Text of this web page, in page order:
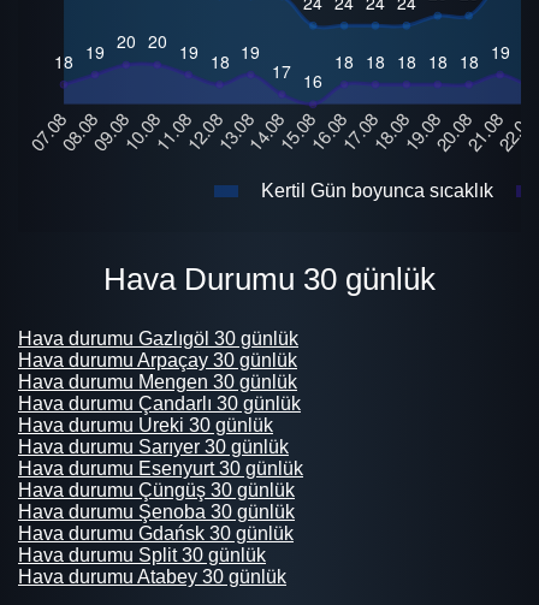
Kertil Gün boyunca sıcaklık
Hava Durumu 30 günlük
Hava durumu Gazlıgöl 30 günlük
Hava durumu Arpaçay 30 günlük
Hava durumu Mengen 30 günlük
Hava durumu Çandarlı 30 günlük
Hava durumu Ureki 30 günlük
Hava durumu Sarıyer 30 günlük
Hava durumu Esenyurt 30 günlük
Hava durumu Çüngüş 30 günlük
Hava durumu Şenoba 30 günlük
Hava durumu Gdańsk 30 günlük
Hava durumu Split 30 günlük
Hava durumu Atabey 30 günlük